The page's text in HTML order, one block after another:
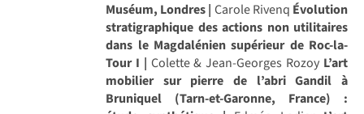
Muséum, Londres | Carole Rivenq Évolution
stratigraphique des actions non utilitaires
dans le Magdalénien supérieur de Roc-la-
Tour I | Colette & Jean-Georges Rozoy L’art
mobilier sur pierre de l’abri Gandil à
Bruniquel (Tarn-et-Garonne, France) :